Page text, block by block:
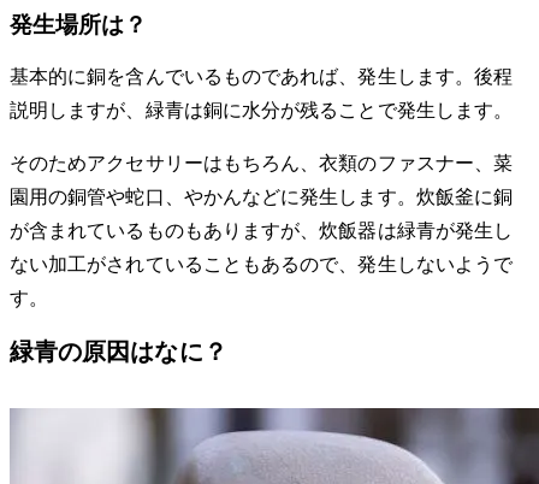
発生場所は？
基本的に銅を含んでいるものであれば、発生します。後程
説明しますが、緑青は銅に水分が残ることで発生します。
そのためアクセサリーはもちろん、衣類のファスナー、菜
園用の銅管や蛇口、やかんなどに発生します。炊飯釜に銅
が含まれているものもありますが、炊飯器は緑青が発生し
ない加工がされていることもあるので、発生しないようで
す。
緑青の原因はなに？